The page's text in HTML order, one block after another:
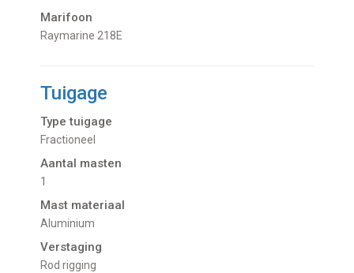
Marifoon
Raymarine 218E
Tuigage
Type tuigage
Fractioneel
Aantal masten
1
Mast materiaal
Aluminium
Verstaging
Rod rigging